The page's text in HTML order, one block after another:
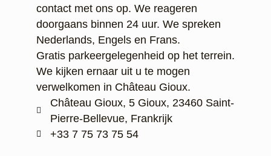
contact met ons op. We reageren
doorgaans binnen 24 uur. We spreken
Nederlands, Engels en Frans.
Gratis parkeergelegenheid op het terrein.
We kijken ernaar uit u te mogen
verwelkomen in Château Gioux.
Château Gioux, 5 Gioux, 23460 Saint-
Pierre-Bellevue, Frankrijk
‭+33 7 75 73 75 54‬